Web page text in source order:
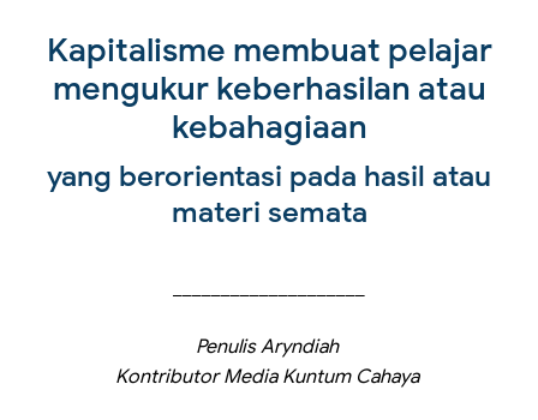
Kapitalisme membuat pelajar
mengukur keberhasilan atau
kebahagiaan
yang berorientasi pada hasil atau
materi semata
Penulis Aryndiah
Kontributor Media Kuntum Cahaya